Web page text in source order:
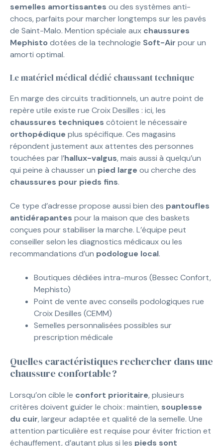
semelles amortissantes ou des systèmes anti-
chocs, parfaits pour marcher longtemps sur les pavés
de Saint-Malo. Mention spéciale aux chaussures
Mephisto dotées de la technologie Soft-Air pour un
amorti optimal.
Le matériel médical dédié chaussant technique
En marge des circuits traditionnels, un autre point de
repère utile existe rue Croix Desilles : ici, les
chaussures techniques côtoient le nécessaire
orthopédique plus spécifique. Ces magasins
répondent justement aux attentes des personnes
touchées par l’hallux-valgus, mais aussi à quelqu’un
qui peine à chausser un pied large ou cherche des
chaussures pour pieds fins.
Ce type d’adresse propose aussi bien des pantoufles
antidérapantes pour la maison que des baskets
conçues pour stabiliser la marche. L’équipe peut
conseiller selon les diagnostics médicaux ou les
recommandations d’un podologue local.
Boutiques dédiées intra-muros (Bessec Confort,
Mephisto)
Point de vente avec conseils podologiques rue
Croix Desilles (CEMM)
Semelles personnalisées possibles sur
prescription médicale
Quelles caractéristiques rechercher dans une
chaussure confortable ?
Lorsqu’on cible le confort prioritaire, plusieurs
critères doivent guider le choix : maintien, souplesse
du cuir, largeur adaptée et qualité de la semelle. Une
attention particulière est requise pour éviter friction et
échauffement, d’autant plus si les pieds sont